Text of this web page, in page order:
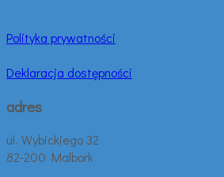
Polityka prywatności
Deklaracja dostępności
adres
ul. Wybickiego 32
82-200 Malbork